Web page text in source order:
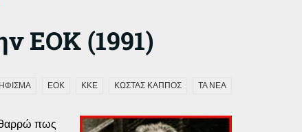
ΕΟΚ (1991)
ΕΟΚ ΚΚΕ ΚΩΣΤΑΣ ΚΑΠΠΟΣ ΤΑ ΝΕΑ
θαρρώ πως